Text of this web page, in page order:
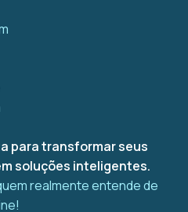
para transformar seus
soluções inteligentes.
realmente entende de